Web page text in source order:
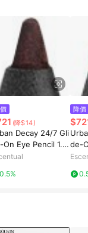
戶，煩請更
(降$14)
Decay 24/7 Gli
On Eye Pencil 1.2
0.5%
降價
de-